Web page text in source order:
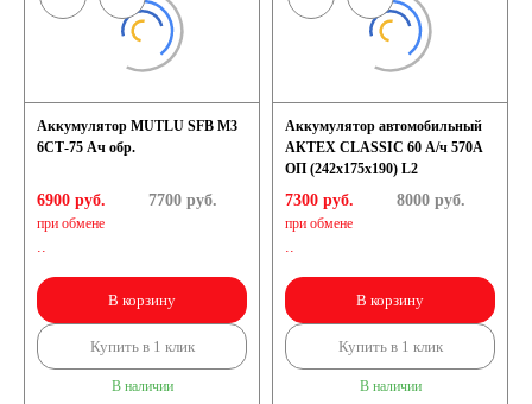
Аккумулятор MUTLU SFB M3
6СТ-75 Ач обр.
6900 руб.
при обмене
..
7700руб.
В корзину
Купить в 1 клик
В наличии
Аккумулятор автомобильный
АКТЕХ CLASSIC 60 А/ч 570А
ОП (242x175x190) L2
7300 руб.
при обмене
..
8000руб.
В корзину
Купить в 1 клик
В наличии